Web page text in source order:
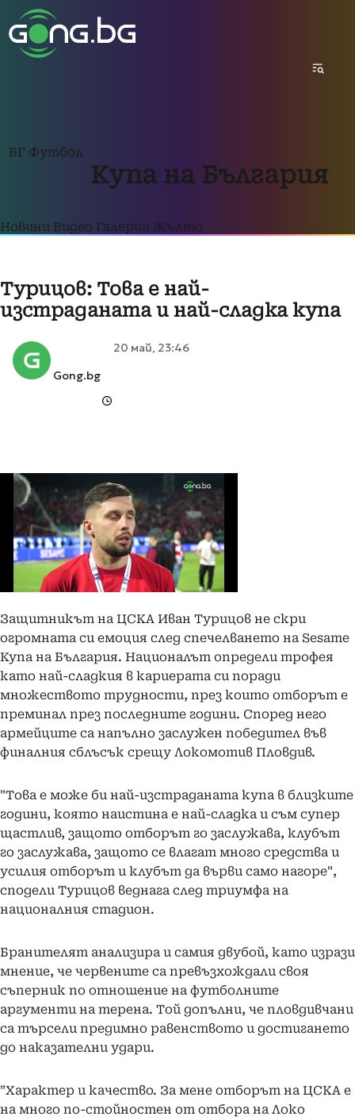
БГ Футбол
Купа на България
Новини Видео Галерии Жълто
Турицов: Това е най-
изстраданата и най-сладка купа
Gong.bg
20 май, 23:46
Защитникът на ЦСКА Иван Турицов не скри
огромната си емоция след спечелването на Sesame
Купа на България. Националът определи трофея
като най-сладкия в кариерата си поради
множеството трудности, през които отборът е
преминал през последните години. Според него
армейците са напълно заслужен победител във
финалния сблъсък срещу Локомотив Пловдив.
"Това е може би най-изстраданата купа в близките
години, която наистина е най-сладка и съм супер
щастлив, защото отборът го заслужава, клубът
го заслужава, защото се влагат много средства и
усилия отборът и клубът да върви само нагоре",
сподели Турицов веднага след триумфа на
националния стадион.
Бранителят анализира и самия двубой, като изрази
мнение, че червените са превъзхождали своя
съперник по отношение на футболните
аргументи на терена. Той допълни, че пловдивчани
са търсели предимно равенството и достигането
до наказателни удари.
"Характер и качество. За мене отборът на ЦСКА е
на много по-стойностен от отбора на Локо